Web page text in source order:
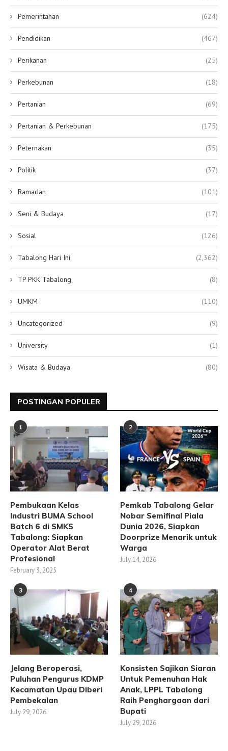
Pemerintahan (624)
Pendidikan (467)
Perikanan (25)
Perkebunan (18)
Pertanian (69)
Pertanian & Perkebunan (175)
Peternakan (35)
Politik (37)
Ramadan (101)
Seni & Budaya (17)
Sosial (126)
Tabalong Hari Ini (2,362)
TP PKK Tabalong (8)
UMKM (110)
Uncategorized (9)
University (1)
Wisata & Budaya (80)
POSTINGAN POPULER
1
Pembukaan Kelas
Industri BUMA School
Batch 6 di SMKS
Tabalong: Siapkan
Operator Alat Berat
Profesional
February 3, 2025
2
Pemkab Tabalong Gelar
Nobar Semifinal Piala
Dunia 2026, Siapkan
Doorprize Menarik untuk
Warga
July 14, 2026
3
Jelang Beroperasi,
Puluhan Pengurus KDMP
Kecamatan Upau Diberi
Pembekalan
July 29, 2026
4
Konsisten Sajikan Siaran
Untuk Pemenuhan Hak
Anak, LPPL Tabalong
Raih Penghargaan dari
Bupati
July 29, 2026